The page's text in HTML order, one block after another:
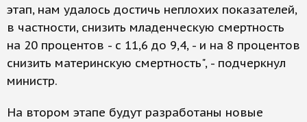
этап, нам удалось достичь неплохих показателей,
в частности, снизить младенческую смертность
на 20 процентов - с 11,6 до 9,4, - и на 8 процентов
снизить материнскую смертность", - подчеркнул
министр.
На втором этапе будут разработаны новые